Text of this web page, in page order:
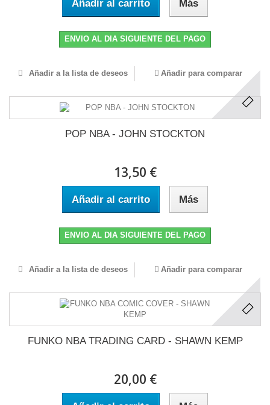
Añadir al carrito Más
ENVIO AL DIA SIGUIENTE DEL PAGO
Añadir a la lista de deseos Añadir para comparar
POP NBA - JOHN STOCKTON
13,50 €
Añadir al carrito Más
ENVIO AL DIA SIGUIENTE DEL PAGO
Añadir a la lista de deseos Añadir para comparar
FUNKO NBA TRADING CARD - SHAWN KEMP
20,00 €